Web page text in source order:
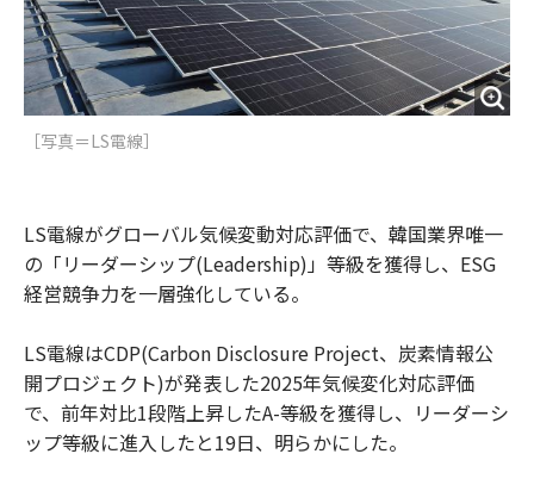
［写真＝LS電線］
LS電線がグローバル気候変動対応評価で、韓国業界唯一
の「リーダーシップ(Leadership)」等級を獲得し、ESG
経営競争力を一層強化している。
LS電線はCDP(Carbon Disclosure Project、炭素情報公
開プロジェクト)が発表した2025年気候変化対応評価
で、前年対比1段階上昇したA-等級を獲得し、リーダーシ
ップ等級に進入したと19日、明らかにした。